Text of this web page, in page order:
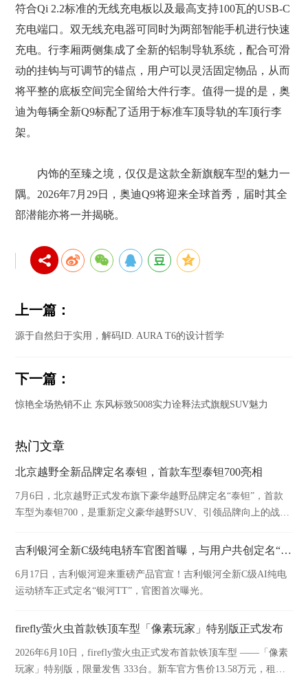
符合Qi 2.2标准的无线充电板以及最高支持100瓦的USB-C
充电端口。双无线充电器可同时为两部智能手机进行快速
充电。行李厢两侧集成了全新的铝制导轨系统，配合可滑
动的挂钩与可调节的锚点，用户可以灵活固定物品，从而
将平整的底板空间完全留给大件行李。值得一提的是，奥
迪为每辆全新Q9标配了适用于标准车顶导轨的车顶行李
架。
内饰的至臻之境，仅仅是这款全新旗舰车型的魅力一
隅。2026年7月29日，奥迪Q9将迎来全球首秀，届时其全
部潜能亦将一并揭晓。
上一篇：
源于自然归于实用，解码ID. AURA T6的设计哲学
下一篇：
惊艳全场热销不止 东风标致5008实力诠释法式旗舰SUV魅力
热门文章
北京越野全新品牌定名泰钽，首款车型泰钽700亮相
7月6日，北京越野正式发布旗下豪华越野品牌定名“泰钽”，首款
车型为泰钽700，是重新定义豪华越野SUV、引领品牌向上的战略
吉利银河全新C级纯电轿车官图首曝，与用户共创定名“银河TT”！
6月17日，吉利银河迎来重磅产品官宣！吉利银河全新C级AI纯电
运动轿车正式定名“银河TT”，官图首次曝光。
firefly萤火虫首款铁顶车型「像素玩家」特别版正式发布
2026年6月10日，firefly萤火虫正式发布首款铁顶车型 ——「像素
玩家」特别版，限量发售 333台。新车官方售价13.58万元，租电